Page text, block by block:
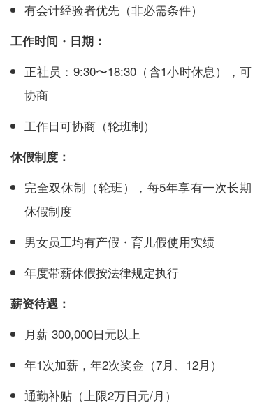
有会计经验者优先（非必需条件）
工作时间・日期：
正社员：9:30〜18:30（含1小时休息），可
协商
工作日可协商（轮班制）
休假制度：
完全双休制（轮班），每5年享有一次长期
休假制度
男女员工均有产假・育儿假使用实绩
年度带薪休假按法律规定执行
薪资待遇：
月薪 300,000日元以上
年1次加薪，年2次奖金（7月、12月）
通勤补贴（上限2万日元/月）